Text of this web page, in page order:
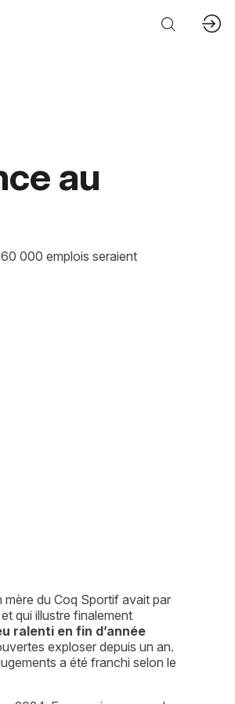
au
000 emplois seraient
mère du Coq Sportif avait par
qui illustre finalement
ralenti en fin d’année
exploser depuis un an.
a été franchi selon le